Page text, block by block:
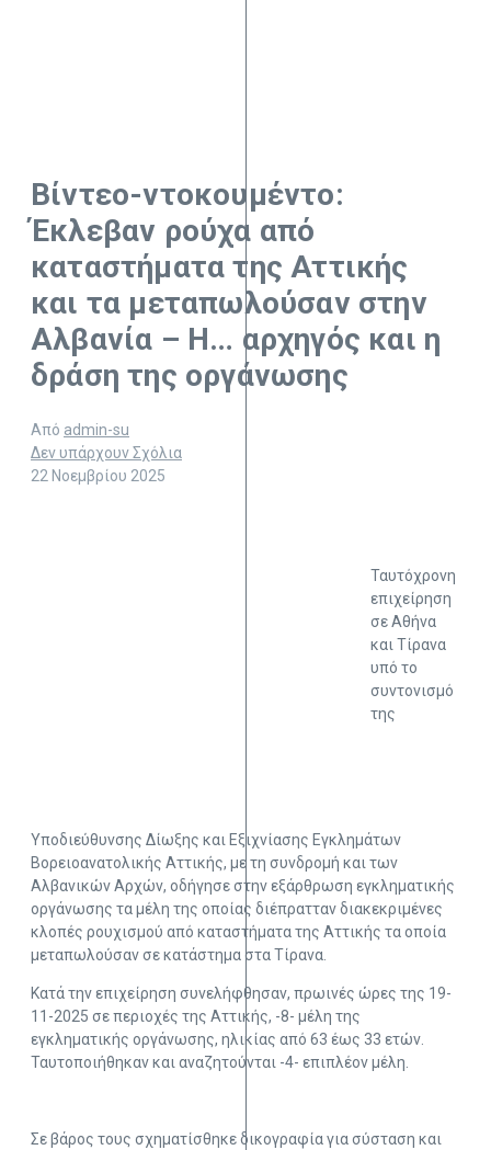
Βίντεο-ντοκουμέντο:
Έκλεβαν ρούχα από
καταστήματα της Αττικής
και τα μεταπωλούσαν στην
Αλβανία – Η… αρχηγός και η
δράση της οργάνωσης
Από admin-su
Δεν υπάρχουν Σχόλια
22 Νοεμβρίου 2025
Ταυτόχρονη
επιχείρηση
σε Αθήνα
και Τίρανα
υπό το
συντονισμό
της
Υποδιεύθυνσης Δίωξης και Εξιχνίασης Εγκλημάτων
Βορειοανατολικής Αττικής, με τη συνδρομή και των
Αλβανικών Αρχών, οδήγησε στην εξάρθρωση εγκληματικής
οργάνωσης τα μέλη της οποίας διέπρατταν διακεκριμένες
κλοπές ρουχισμού από καταστήματα της Αττικής τα οποία
μεταπωλούσαν σε κατάστημα στα Τίρανα.
Κατά την επιχείρηση συνελήφθησαν, πρωινές ώρες της 19-
11-2025 σε περιοχές της Αττικής, -8- μέλη της
εγκληματικής οργάνωσης, ηλικίας από 63 έως 33 ετών.
Ταυτοποιήθηκαν και αναζητούνται -4- επιπλέον μέλη.
Σε βάρος τους σχηματίσθηκε δικογραφία για σύσταση και